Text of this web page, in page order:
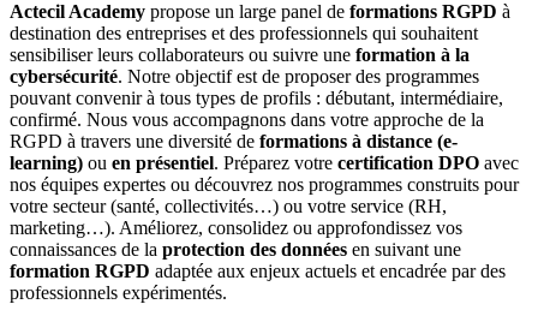
Actecil Academy propose un large panel de formations RGPD à
destination des entreprises et des professionnels qui souhaitent
sensibiliser leurs collaborateurs ou suivre une formation à la
cybersécurité. Notre objectif est de proposer des programmes
pouvant convenir à tous types de profils : débutant, intermédiaire,
confirmé. Nous vous accompagnons dans votre approche de la
RGPD à travers une diversité de formations à distance (e-
learning) ou en présentiel. Préparez votre certification DPO avec
nos équipes expertes ou découvrez nos programmes construits pour
votre secteur (santé, collectivités…) ou votre service (RH,
marketing…). Améliorez, consolidez ou approfondissez vos
connaissances de la protection des données en suivant une
formation RGPD adaptée aux enjeux actuels et encadrée par des
professionnels expérimentés.